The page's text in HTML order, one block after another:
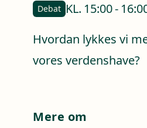
Debat KL. 15:00-
Hvordan lykkes vi
vores verdenshave?
Mere om